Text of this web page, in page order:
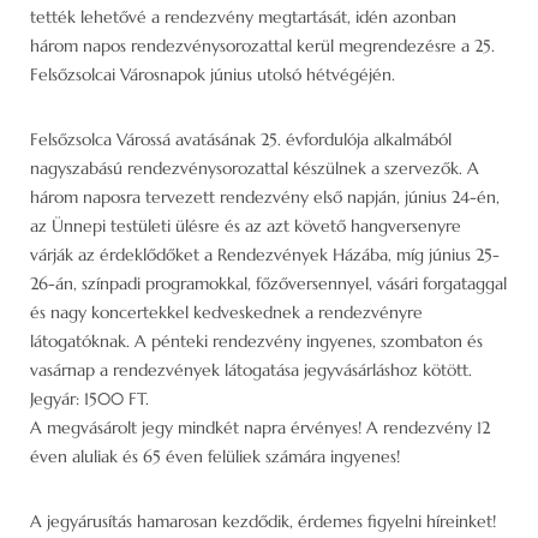
tették lehetővé a rendezvény megtartását, idén azonban
három napos rendezvénysorozattal kerül megrendezésre a 25.
Felsőzsolcai Városnapok június utolsó hétvégéjén.
Felsőzsolca Várossá avatásának 25. évfordulója alkalmából
nagyszabású rendezvénysorozattal készülnek a szervezők. A
három naposra tervezett rendezvény első napján, június 24-én,
az Ünnepi testületi ülésre és az azt követő hangversenyre
várják az érdeklődőket a Rendezvények Házába, míg június 25-
26-án, színpadi programokkal, főzőversennyel, vásári forgataggal
és nagy koncertekkel kedveskednek a rendezvényre
látogatóknak. A pénteki rendezvény ingyenes, szombaton és
vasárnap a rendezvények látogatása jegyvásárláshoz kötött.
Jegyár: 1500 FT.
A megvásárolt jegy mindkét napra érvényes! A rendezvény 12
éven aluliak és 65 éven felüliek számára ingyenes!
A jegyárusítás hamarosan kezdődik, érdemes figyelni híreinket!